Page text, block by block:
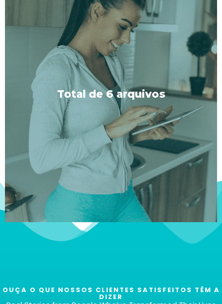
Com ou sem música
Cada tipo de sessão vem em duas versões: uma
com música de fundo cuidadosamente
selecionada para aprimorar seu transe e outra sem,
para que você possa escolher seu ambiente
preferido.
Total de 6 arquivos
OUÇA O QUE NOSSOS CLIENTES SATISFEITOS TÊM A
DIZER